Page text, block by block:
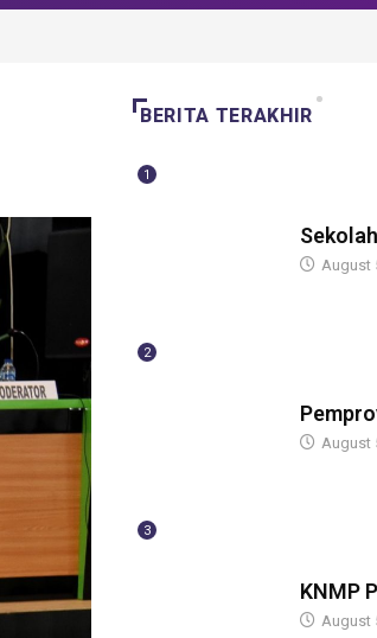
BERITA TERAKHIR
1
August
2
August
3
KNMP
August